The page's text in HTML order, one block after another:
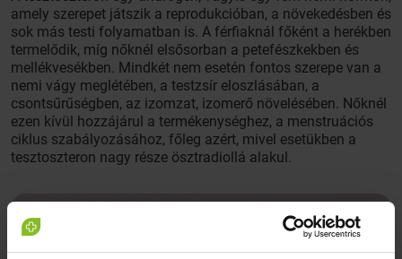
amely szerepet játszik a reprodukcióban, a növekedésben és
sok más testi folyamatban is. A férfiaknál főként a herékben
termelődik, míg nőknél elsősorban a petefészkekben és
mellékvesékben. Mindkét nem esetén fontos szerepe van a
nemi vágy meglétében, a testzsír eloszlásában, a
csontsűrűségben, az izomzat, izomerő növelésében. Nőknél
ezen kívül hozzájárul a termékenységhez, a menstruációs
ciklus szabályozásához, főleg azért, mivel esetükben a
tesztoszteron nagy része ösztradiollá alakul.